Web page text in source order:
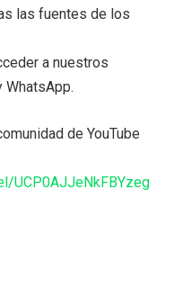
las fuentes de los
a nuestros
de YouTube
UCP0AJJeNkFBYzeg